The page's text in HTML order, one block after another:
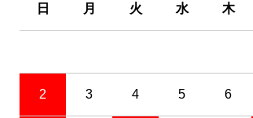
日 月 火 水 木
2 3 4 5 6